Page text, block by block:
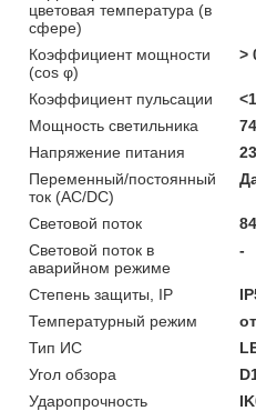
цветовая температура (в
сфере)
Коэффициент мощности
(cos φ)
>
Коэффициент пульсации
Мощность светильника
Напряжение питания
Переменный/постоянный
ток (AC/DC)
Световой поток
Световой поток в
аварийном режиме
-
Степень защиты, IP
Температурный режим
Тип ИС
Угол обзора
Ударопрочность